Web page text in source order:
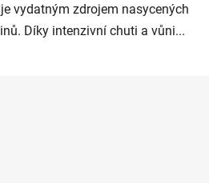
vydatným zdrojem nasycených
Díky intenzivní chuti a vůni...